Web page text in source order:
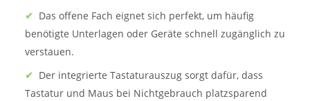
✔ Das offene Fach eignet sich perfekt, um häufig
benötigte Unterlagen oder Geräte schnell zugänglich zu
verstauen.
✔ Der integrierte Tastaturauszug sorgt dafür, dass
Tastatur und Maus bei Nichtgebrauch platzsparend